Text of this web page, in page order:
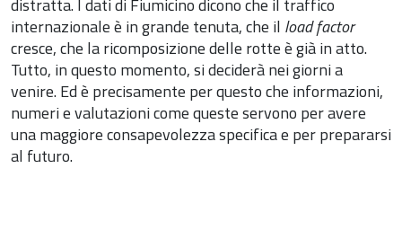
internazionale è in grande tenuta, che il load factor
cresce, che la ricomposizione delle rotte è già in atto.
Tutto, in questo momento, si deciderà nei giorni a
venire. Ed è precisamente per questo che informazioni,
numeri e valutazioni come queste servono per avere
una maggiore consapevolezza specifica e per prepararsi
al futuro.